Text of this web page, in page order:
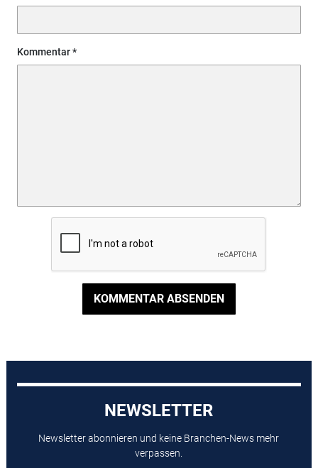
Kommentar
KOMMENTAR ABSENDEN
NEWSLETTER
Newsletter abonnieren und keine Branchen-News mehr
verpassen.